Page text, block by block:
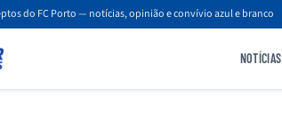
do FC Porto — notícias, opinião e convívio azul e branco
NOTÍCIAS